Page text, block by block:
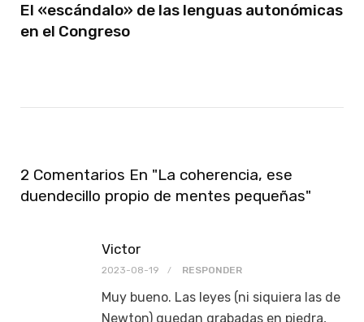
El «escándalo» de las lenguas autonómicas
en el Congreso
2 Comentarios En "La coherencia, ese
duendecillo propio de mentes pequeñas"
Victor
2023-08-19 RESPONDER
Muy bueno. Las leyes (ni siquiera las de
Newton) quedan grabadas en piedra,